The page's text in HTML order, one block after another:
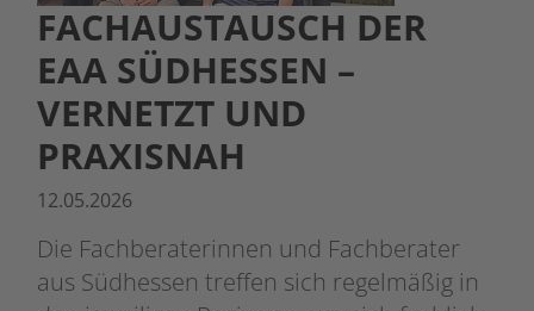
FACHAUSTAUSCH DER
EAA SÜDHESSEN –
VERNETZT UND
PRAXISNAH
12.05.2026
Die Fachberaterinnen und Fachberater
aus Südhessen treffen sich regelmäßig in